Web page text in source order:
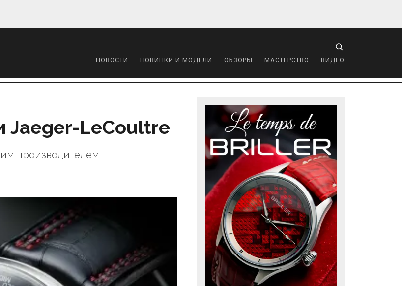
НОВОСТИ НОВИНКИ И МОДЕЛИ ОБЗОРЫ МАСТЕРСТВО ВИДЕО
Jaeger-LeCoultre
производителем